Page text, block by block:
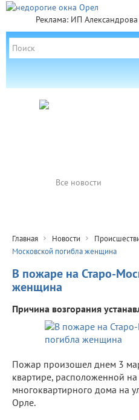
Реклама: ИП
Все новости
Главная Новости
Московской погибла женщина
В пожаре на Старо-
женщина
Причина возгорания
Пожар произошел днем 3
квартире, расположенной
многоквартирного дома на
Орле.